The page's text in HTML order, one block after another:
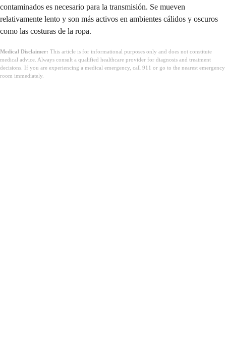
contaminados es necesario para la transmisión. Se mueven
relativamente lento y son más activos en ambientes cálidos y oscuros
como las costuras de la ropa.
Medical Disclaimer: This article is for informational purposes only and does not constitute
medical advice. Always consult a qualified healthcare provider for diagnosis and treatment
decisions. If you are experiencing a medical emergency, call 911 or go to the nearest emergency
room immediately.